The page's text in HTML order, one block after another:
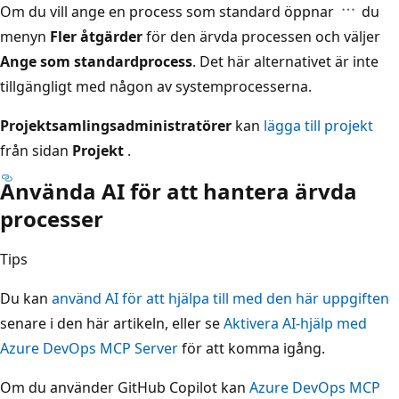
Om du vill ange en process som standard öppnar
du
menyn Fler åtgärderför den ärvda processen och väljer
Ange som standardprocess. Det här alternativet är inte
tillgängligt med någon av systemprocesserna.
Projektsamlingsadministratörer kan lägga till projekt
från sidan Projekt .
Använda AI för att hantera ärvda
processer
Tips
Du kan använd AI för att hjälpa till med den här uppgiften
senare i den här artikeln, eller seAktivera AI-hjälp med
Azure DevOps MCP Serverför att komma igång.
Om du använder GitHub Copilot kan Azure DevOps MCP